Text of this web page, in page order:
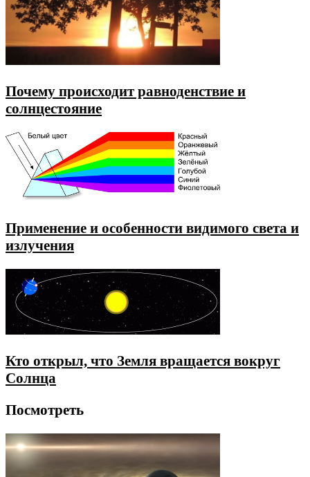
Почему происходит равноденствие и
солнцестояние
Применение и особенности видимого света и
излучения
Кто открыл, что Земля вращается вокруг
Солнца
Посмотреть